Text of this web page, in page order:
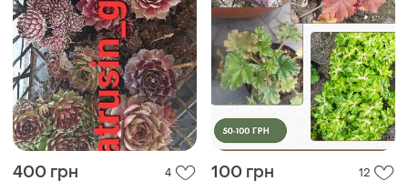
400 грн 4 100 грн 12